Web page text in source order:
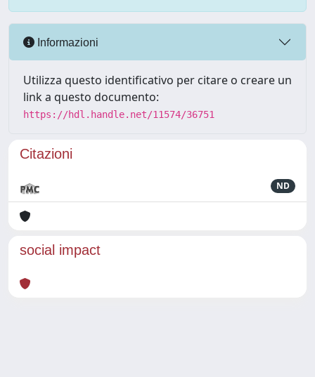
Informazioni
Utilizza questo identificativo per citare o creare un
link a questo documento:
https://hdl.handle.net/11574/36751
Citazioni
ND
social impact